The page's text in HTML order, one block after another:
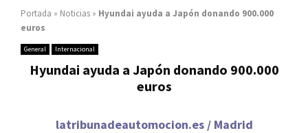
Portada » Noticias » Hyundai ayuda a Japón donando 900.000
euros
General Internacional
Hyundai ayuda a Japón donando 900.000
euros
latribunadeautomocion.es / Madrid